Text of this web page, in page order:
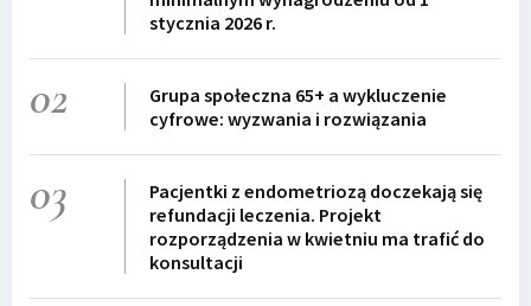
stycznia 2026 r.
02
Grupa społeczna 65+ a wykluczenie
cyfrowe: wyzwania i rozwiązania
03
Pacjentki z endometriozą doczekają się
refundacji leczenia. Projekt
rozporządzenia w kwietniu ma trafić do
konsultacji